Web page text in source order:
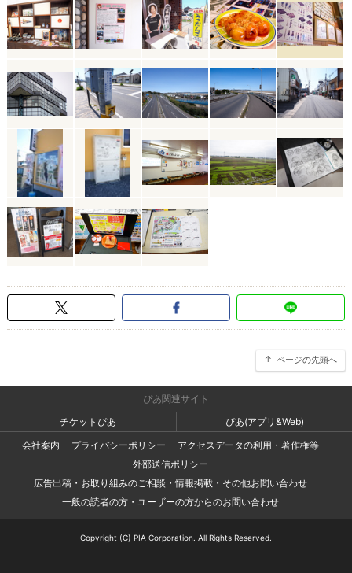
ページの先頭へ
ぴあ関連サイト
チケットぴあ
ぴあ(アプリ&Web)
会社案内
プライバシーポリシー
アクセスデータの利用・著作権等
外部送信ポリシー
広告出稿・お取り組みのご相談・情報掲載・その他お問い合わせ
一般の読者の方・ユーザーの方からのお問い合わせ
Copyright (C) PIA Corporation. All Rights Reserved.